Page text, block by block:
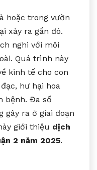
hoặc trong vườn
xảy ra gần đó.
nghi với môi
Quá trình này
kinh tế cho con
hư hại hoa
bệnh. Đa số
gây ra ở giai đoạn
giới thiệu dịch
2 năm 2025.